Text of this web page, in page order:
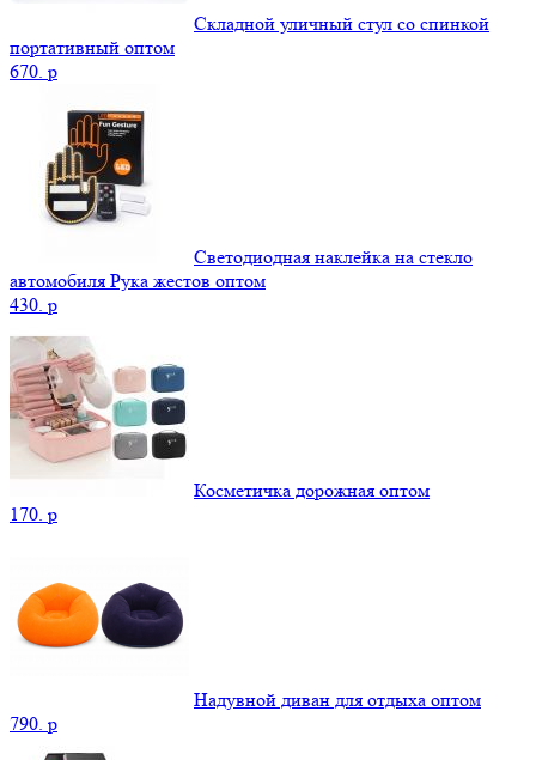
Складной уличный стул со спинкой
портативный оптом
670. p
Светодиодная наклейка на стекло
автомобиля Рука жестов оптом
430. p
Косметичка дорожная оптом
170. p
Надувной диван для отдыха оптом
790. p